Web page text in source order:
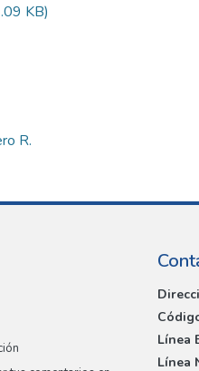
KB)
R.
Línea
Línea